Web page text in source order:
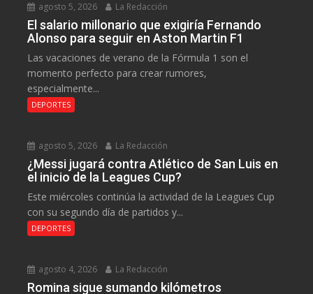
agosto 5, 2026 La Redacción
El salario millonario que exigiría Fernando
Alonso para seguir en Aston Martin F1
Las vacaciones de verano de la Fórmula 1 son el
momento perfecto para crear rumores,
especialmente...
DEPORTES
agosto 5, 2026 La Redacción
¿Messi jugará contra Atlético de San Luis en
el inicio de la Leagues Cup?
Este miércoles continúa la actividad de la Leagues Cup
con su segundo día de partidos y...
DEPORTES
agosto 4, 2026 La Redacción
Romina sigue sumando kilómetros